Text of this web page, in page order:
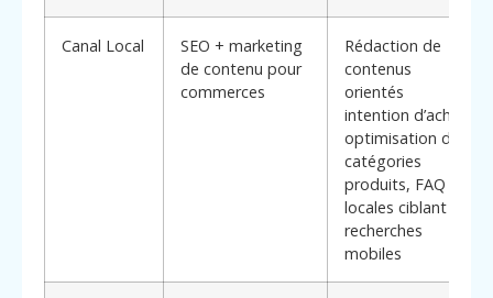
Canal Local
SEO + marketing
de contenu pour
commerces
Rédaction de
contenus
orientés
intention d’achat,
optimisation des
catégories
produits, FAQ
locales ciblant les
recherches
mobiles